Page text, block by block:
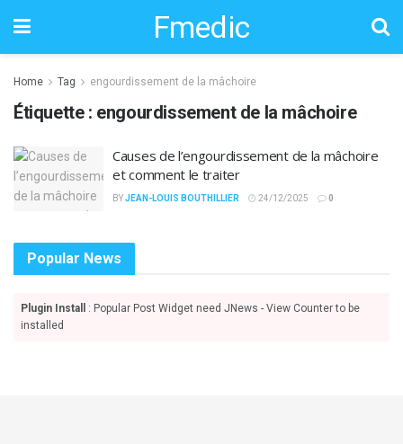
Fmedic
Home Tag engourdissement de la mâchoire
Étiquette : engourdissement de la mâchoire
Causes de l’engourdissement de la mâchoire
et comment le traiter
BYJEAN-LOUIS BOUTHILLIER 24/12/2025 0
Popular News
Plugin Install
: Popular Post Widget need JNews - View Counter to be
installed